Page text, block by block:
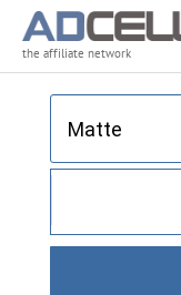
the affiliate network